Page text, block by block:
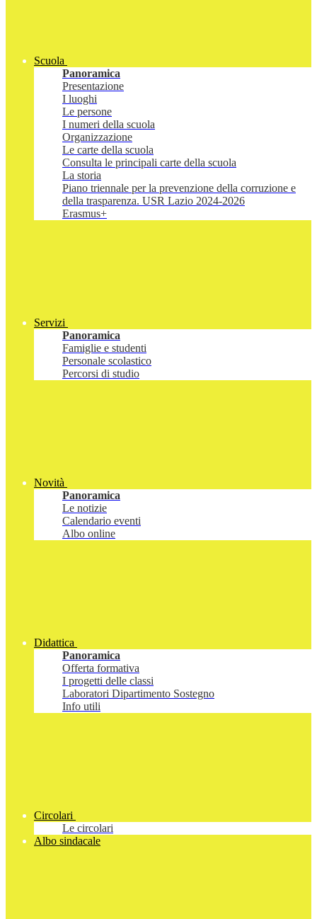
Scuola
Panoramica
Presentazione
I luoghi
Le persone
I numeri della scuola
Organizzazione
Le carte della scuola
Consulta le principali carte della scuola
La storia
Piano triennale per la prevenzione della corruzione e
della trasparenza. USR Lazio 2024-2026
Erasmus+
Servizi
Panoramica
Famiglie e studenti
Personale scolastico
Percorsi di studio
Novità
Panoramica
Le notizie
Calendario eventi
Albo online
Didattica
Panoramica
Offerta formativa
I progetti delle classi
Laboratori Dipartimento Sostegno
Info utili
Circolari
Le circolari
Albo sindacale